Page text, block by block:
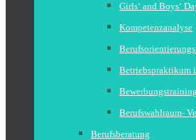
Girls‘ and Boys‘
Kompetenzanalyse
Betriebspraktikum
Bewerbungstraining
Berufswahlraum-
Berufsberatung